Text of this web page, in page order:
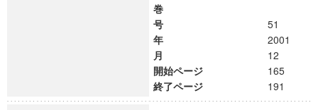
巻
号
51
年
2001
月
12
開始ページ
165
終了ページ
191